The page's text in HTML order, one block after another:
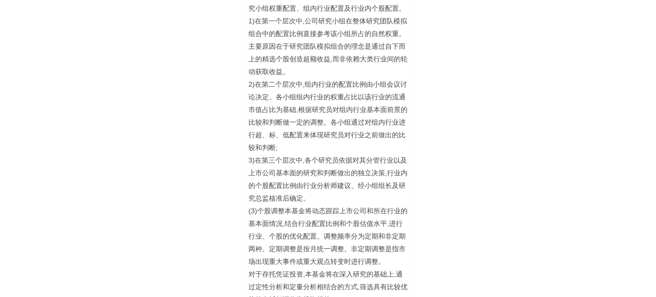
究小组权重配置、组内行业配置及行业内个股配置。
1)在第一个层次中,公司研究小组在整体研究团队模拟
组合中的配置比例直接参考该小组所占的自然权重。
主要原因在于研究团队模拟组合的理念是通过自下而
上的精选个股创造超额收益,而非依赖大类行业间的轮
动获取收益。
2)在第二个层次中,组内行业的配置比例由小组会议讨
论决定。各小组组内行业的权重占比以该行业的流通
市值占比为基础,根据研究员对组内行业基本面前景的
比较和判断做一定的调整。各小组通过对组内行业进
行超、标、低配置来体现研究员对行业之前做出的比
较和判断;
3)在第三个层次中,各个研究员依据对其分管行业以及
上市公司基本面的研究和判断做出的独立决策,行业内
的个股配置比例由行业分析师建议、经小组组长及研
究总监核准后确定。
(3)个股调整本基金将动态跟踪上市公司和所在行业的
基本面情况,结合行业配置比例和个股估值水平,进行
行业、个股的优化配置。调整频率分为定期和非定期
两种。定期调整是按月统一调整。非定期调整是指市
场出现重大事件或重大观点转变时进行调整。
对于存托凭证投资,本基金将在深入研究的基础上,通
过定性分析和定量分析相结合的方式,筛选具有比较优